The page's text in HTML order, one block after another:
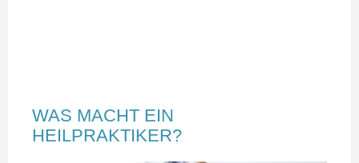
WAS MACHT EIN
HEILPRAKTIKER?